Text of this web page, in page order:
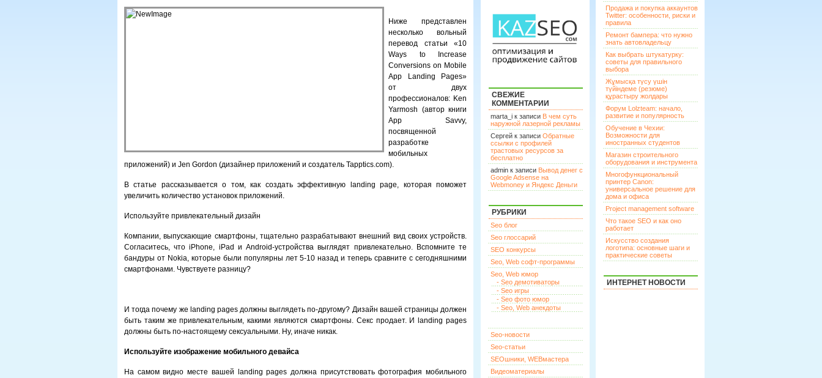
Ниже представлен
несколько вольный
перевод статьи «10
Ways to Increase
Conversions on Mobile
App Landing Pages»
от двух
профессионалов: Ken
Yarmosh (автор книги
App Savvy,
посвященной
разработке
мобильных
приложений) и Jen Gordon (дизайнер приложений и создатель Tapptics.com).
В статье рассказывается о том, как создать эффективную landing page, которая поможет
увеличить количество установок приложений.
Используйте привлекательный дизайн
Компании, выпускающие смартфоны, тщательно разрабатывают внешний вид своих устройств.
Согласитесь, что iPhone, iPad и Android-устройства выглядят привлекательно. Вспомните те
бандуры от Nokia, которые были популярны лет 5-10 назад и теперь сравните с сегодняшними
смартфонами. Чувствуете разницу?
И тогда почему же landing pages должны выглядеть по-другому? Дизайн вашей страницы должен
быть таким же привлекательным, какими являются смартфоны. Секс продает. И landing pages
должны быть по-настоящему сексуальными. Ну, иначе никак.
Используйте изображение мобильного девайса
На самом видно месте вашей landing pages должна присутствовать фотография мобильного
СВЕЖИЕ
КОММЕНТАРИИ
marta_i к записи В чем суть
наружной лазерной рекламы
Сергей к записи Обратные
ссылки с профилей
трастовых ресурсов за
бесплатно
admin к записи Вывод денег с
Google Adsense на
Webmoney и Яндекс Деньги
РУБРИКИ
Seo блог
Seo глоссарий
SEO конкурсы
Seo, Web софт-программы
Seo, Web юмор
- Seo демотиваторы
- Seo игры
- Seo фото юмор
- Seo, Web анекдоты
Seo-новости
Seo-статьи
SEOшники, WEBмастера
Видеоматериалы
Продажа и покупка аккаунтов
Twitter: особенности, риски и
правила
Ремонт бампера: что нужно
знать автовладельцу
Как выбрать штукатурку:
советы для правильного
выбора
Жұмысқа түсу үшін
түйіндеме (резюме)
құрастыру жолдары
Форум Lolzteam: начало,
развитие и популярность
Обучение в Чехии:
Возможности для
иностранных студентов
Магазин строительного
оборудования и инструмента
Многофункциональный
принтер Canon:
универсальное решение для
дома и офиса
Project management software
Что такое SEO и как оно
работает
Искусство создания
логотипа: основные шаги и
практические советы
ИНТЕРНЕТ НОВОСТИ